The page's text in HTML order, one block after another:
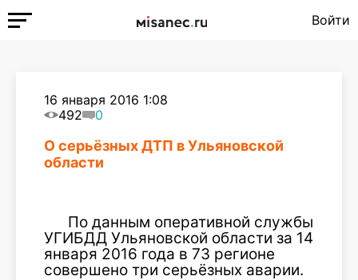
Войти
16 января 2016 1:08
492
0
О серьёзных ДТП в Ульяновской
области
По данным оперативной службы
УГИБДД Ульяновской области за 14
января 2016 года в 73 регионе
совершено три серьёзных аварии.